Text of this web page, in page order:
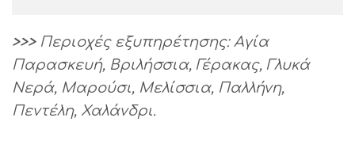
>>> Περιοχές εξυπηρέτησης: Αγία
Παρασκευή, Βριλήσσια, Γέρακας, Γλυκά
Νερά, Μαρούσι, Μελίσσια, Παλλήνη,
Πεντέλη, Χαλάνδρι.